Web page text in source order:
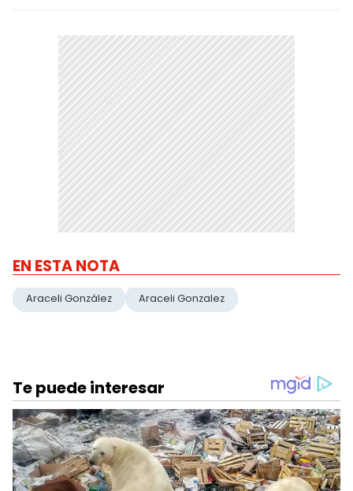
EN ESTA NOTA
Araceli González Araceli Gonzalez